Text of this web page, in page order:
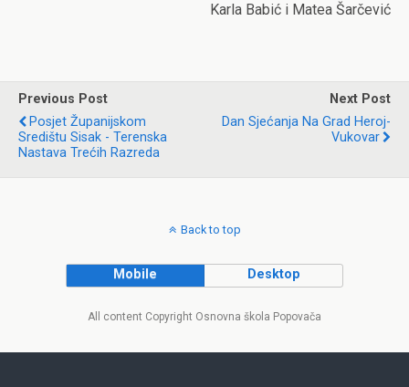
Karla Babić i Matea Šarčević
Previous Post
Posjet Županijskom
Središtu Sisak - Terenska
Nastava Trećih Razreda
Next Post
Dan Sjećanja Na Grad Heroj-
Vukovar
Back to top
Mobile Desktop
All content Copyright Osnovna škola Popovača